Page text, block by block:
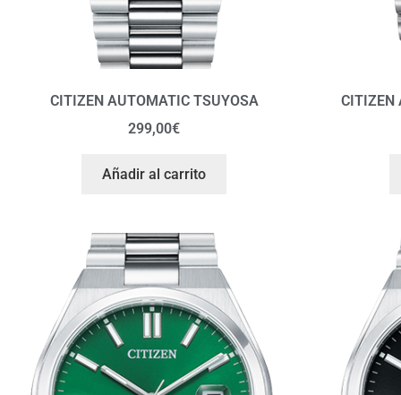
CITIZEN AUTOMATIC TSUYOSA
299,00€
Añadir al carrito
CITIZEN